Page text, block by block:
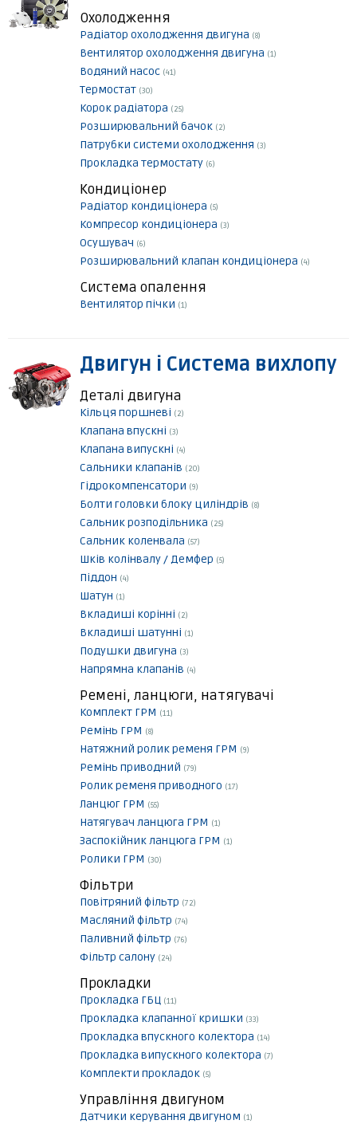
Охолодження
Радіатор охолодження двигуна (8)
Вентилятор охолодження двигуна (1)
Водяний насос (41)
Термостат (30)
Корок радіатора (25)
Розширювальний бачок (2)
Патрубки системи охолодження (3)
Прокладка термостату (6)
Кондиціонер
Радіатор кондиціонера (5)
Компресор кондиціонера (3)
Осушувач (6)
Розширювальний клапан кондиціонера (4)
Система опалення
Вентилятор пічки (1)
Двигун і Система вихлопу
Деталі двигуна
Кільця поршневі (2)
Клапана впускні (3)
Клапана випускні (4)
Сальники клапанів (20)
Гідрокомпенсатори (9)
Болти головки блоку циліндрів (8)
Сальник розподільника (25)
Сальник коленвала (57)
Шків колінвалу / Демфер (5)
Піддон (4)
Шатун (1)
Вкладиші корінні (2)
Вкладиші шатунні (1)
Подушки двигуна (3)
Напрямна клапанів (4)
Ремені, ланцюги, натягувачі
Комплект ГРМ (11)
Ремінь ГРМ (8)
Натяжний ролик ременя ГРМ (9)
Ремінь приводний (79)
Ролик ременя приводного (17)
Ланцюг ГРМ (55)
Натягувач ланцюга ГРМ (1)
Заспокійник ланцюга ГРМ (1)
Ролики ГРМ (30)
Фільтри
Повітряний фільтр (72)
Масляний фільтр (74)
Паливний фільтр (76)
Фільтр салону (24)
Прокладки
Прокладка ГБЦ (11)
Прокладка клапанної кришки (33)
Прокладка впускного колектора (14)
Прокладка випускного колектора (7)
Комплекти прокладок (5)
Управління двигуном
Датчики керування двигуном (1)